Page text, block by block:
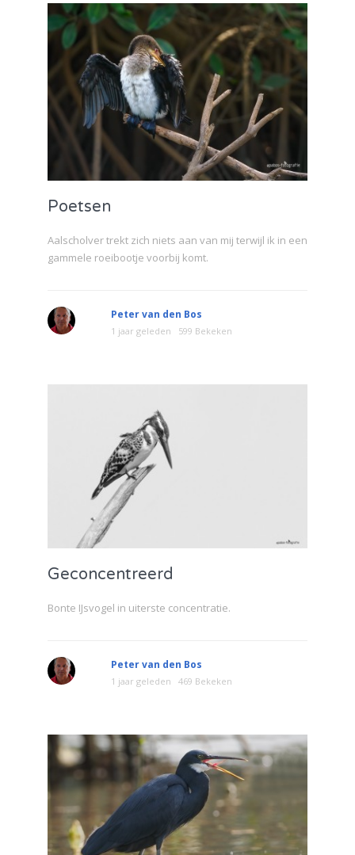
Poetsen
Aalscholver trekt zich niets aan van mij terwijl ik in een
gammele roeibootje voorbij komt.
Peter van den Bos
1 jaar geleden 599 Bekeken
Geconcentreerd
Bonte IJsvogel in uiterste concentratie.
Peter van den Bos
1 jaar geleden 469 Bekeken